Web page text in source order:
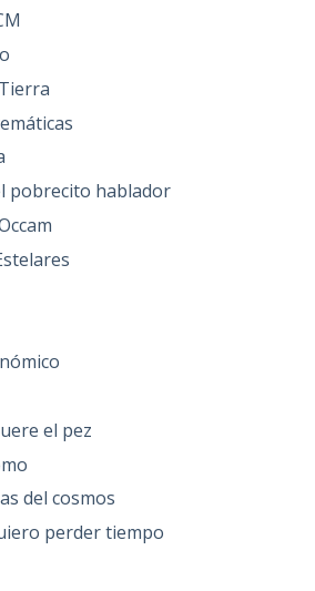
pobrecito hablador
el pez
del cosmos
perder tiempo